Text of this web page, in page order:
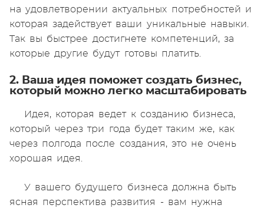
на удовлетворении актуальных потребностей и
которая задействует ваши уникальные навыки.
Так вы быстрее достигнете компетенций, за
которые другие будут готовы платить.
2. Ваша идея поможет создать бизнес,
который можно легко масштабировать
Идея, которая ведет к созданию бизнеса,
который через три года будет таким же, как
через полгода после создания, это не очень
хорошая идея.
У вашего будущего бизнеса должна быть
ясная перспектива развития - вам нужна